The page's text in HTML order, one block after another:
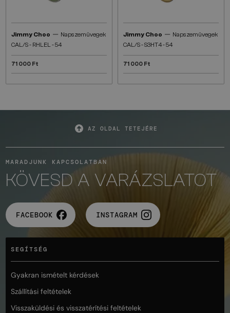
Jimmy Choo — Napszemüvegek
CAL/S - RHLEL - 54
71 000 Ft
Jimmy Choo — Napszemüvegek
CAL/S - S3HT4 - 54
71 000 Ft
AZ OLDAL TETEJÉRE
MARADJUNK KAPCSOLATBAN
KÖVESD A VARÁZSLATOT
FACEBOOK INSTAGRAM
SEGÍTSÉG
Gyakran ismételt kérdések
Szállítási feltételek
Visszaküldési és visszatérítési feltételek